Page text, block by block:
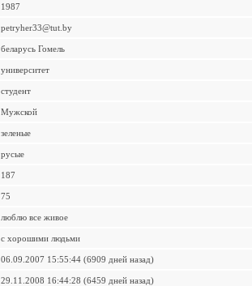
1987
petryher33@tut.by
беларусь Гомель
университет
студент
Мужской
зеленые
русые
187
75
люблю все живое
с хорошими людьми
06.09.2007 15:55:44 (6909 дней назад)
29.11.2008 16:44:28 (6459 дней назад)